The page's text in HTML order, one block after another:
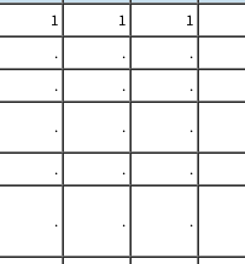
1 1
1
. .
.
. .
.
. .
.
. .
.
. . .